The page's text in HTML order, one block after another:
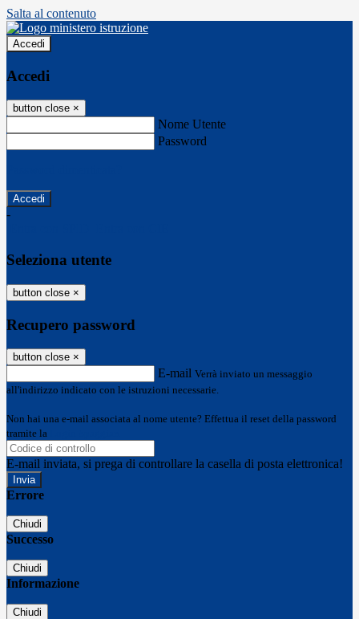
Salta al contenuto
Accedi
Accedi
button close ×
Nome Utente
Password
-
Seleziona utente
button close ×
Recupero password
button close ×
E-mail Verrà inviato un messaggio
all'indirizzo indicato con le istruzioni necessarie.
Non hai una e-mail associata al nome utente? Effettua il reset della password
tramite la
E-mail inviata, si prega di controllare la casella di posta elettronica!
Errore
Chiudi
Successo
Chiudi
Informazione
Chiudi